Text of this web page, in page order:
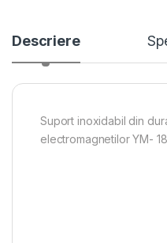
Descriere
Suport inoxidabil din
electromagnetilor YM-